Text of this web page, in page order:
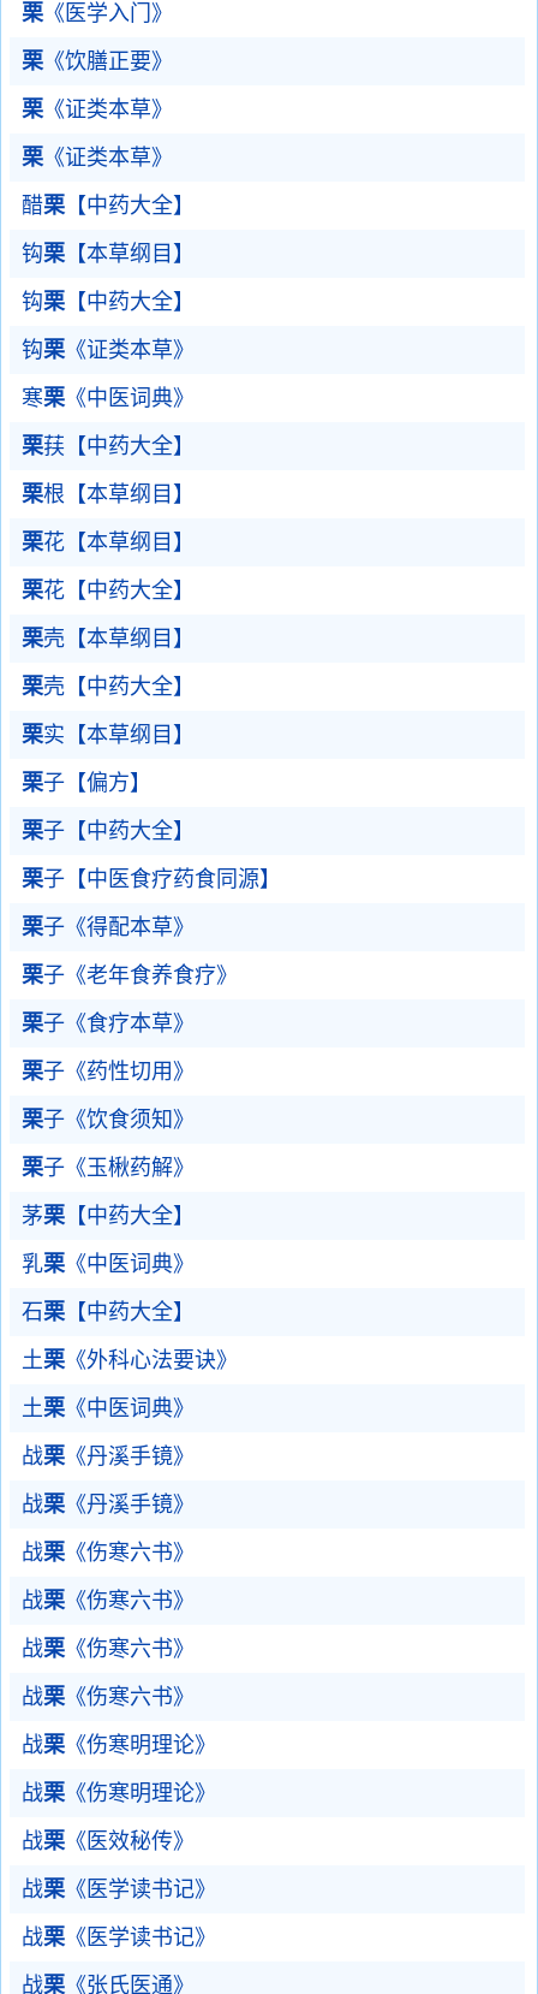
栗《医学入门》
栗《饮膳正要》
栗《证类本草》
栗《证类本草》
醋栗【中药大全】
钩栗【本草纲目】
钩栗【中药大全】
钩栗《证类本草》
寒栗《中医词典》
栗荴【中药大全】
栗根【本草纲目】
栗花【本草纲目】
栗花【中药大全】
栗壳【本草纲目】
栗壳【中药大全】
栗实【本草纲目】
栗子【偏方】
栗子【中药大全】
栗子【中医食疗药食同源】
栗子《得配本草》
栗子《老年食养食疗》
栗子《食疗本草》
栗子《药性切用》
栗子《饮食须知》
栗子《玉楸药解》
茅栗【中药大全】
乳栗《中医词典》
石栗【中药大全】
土栗《外科心法要诀》
土栗《中医词典》
战栗《丹溪手镜》
战栗《丹溪手镜》
战栗《伤寒六书》
战栗《伤寒六书》
战栗《伤寒六书》
战栗《伤寒六书》
战栗《伤寒明理论》
战栗《伤寒明理论》
战栗《医效秘传》
战栗《医学读书记》
战栗《医学读书记》
战栗《张氏医通》